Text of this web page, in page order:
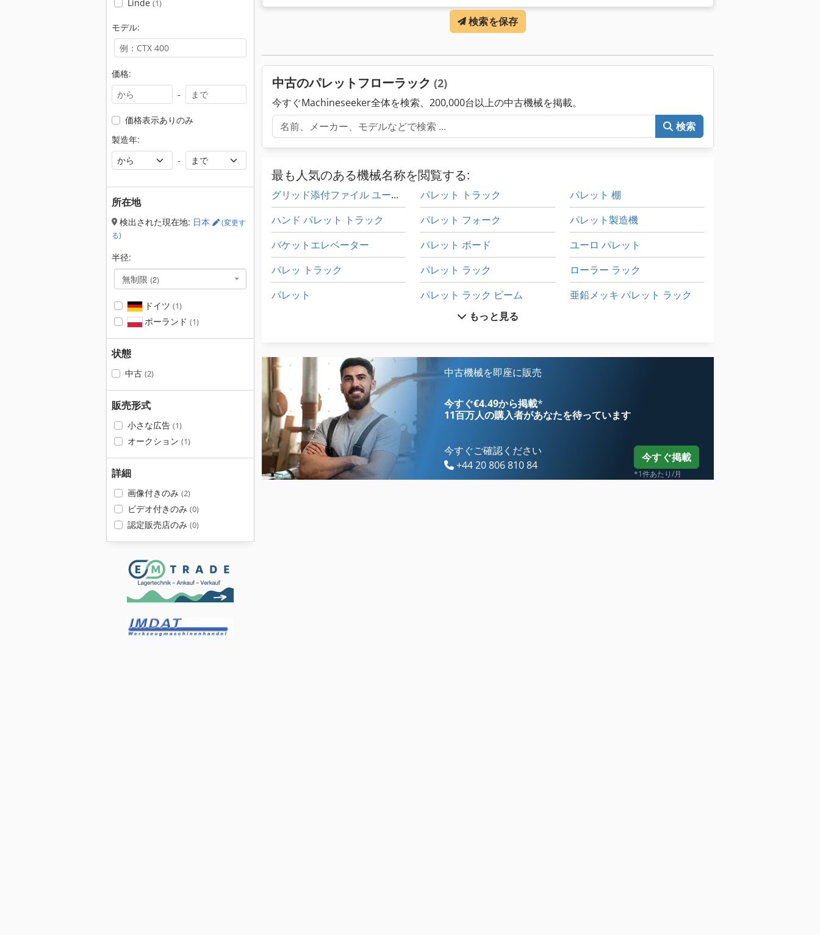
Linde (1)
モデル:
価格:
-
価格表示ありのみ
製造年:
-
所在地
検出された現在地: 日本
(変更す
る)
半径:
無制限 (2)
ドイツ (1)
ポーランド (1)
状態
中古 (2)
販売形式
小さな広告 (1)
オークション (1)
詳細
画像付きのみ (2)
ビデオ付きのみ (0)
認定販売店のみ (0)
検索を保存
中古のパレットフローラック (2)
今すぐMachineseeker全体を検索、200,000台以上の中古機械を掲載。
検索
最も人気のある機械名称を閲覧する:
グリッド添付ファイル ユーロ パレット
ハンド パレット トラック
バケットエレベーター
パレッ トラック
パレット
パレット ジャッキ
パレット スケール
パレット トラック
パレット フォーク
パレット ボード
パレット ラック
パレット ラック ビーム
パレット リフター
パレット リフト テーブル
パレット 棚
パレット製造機
ユーロ パレット
ローラー ラック
亜鉛メッキ パレット ラック
もっと見る
中古機械を即座に販売
今すぐ€4.49から掲載*
11百万人の購入者があなたを待っています
今すぐご確認ください
+44 20 806 810 84
今すぐ掲載
*1件あたり/月